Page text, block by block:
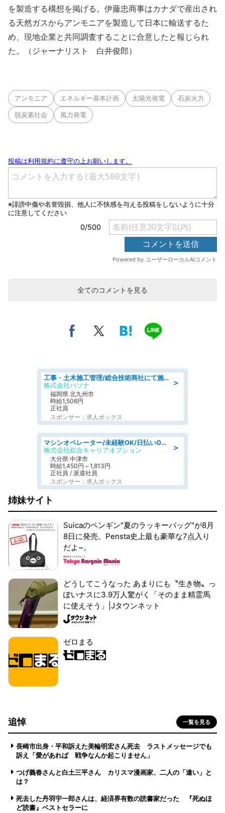
を製造する構想を掲げる。伊藤忠商事はカナダで産出され
る天然ガスからアンモニアを製造して日本に輸送するた
め、現地企業と共同調査することに合意したと報じられ
た。（ジャーナリスト 白井俊郎）
アンモニア エネルギー基本計画 太陽光発電 石炭火力
脱炭素社会 風力発電
全てのコメントを見る
＞
工事・土木施工管理/総合技術商社にて施工管理のお仕事/即日勤務可/車通勤可/工事・土木施工管理/生産・品質管理
株式会社パソナ
福岡県 北九州市
時給1,506円
正社員
スポンサー：求人ボックス
＞
マシンオペレーター/未経験OK/日払いOK/交替制/20・30・40代活躍中/製造 工場
株式会社綜合キャリアオプション
大分県 中津市
時給1,450円～1,813円
正社員 / 派遣社員
スポンサー：求人ボックス
姉妹サイト
Suicaのペンギン"夏のラッキーバッグ"が8月
8日に発売。Pensta史上最も豪華な7点入り
だよ~。
どうしてこうなった あまりにも〝生き物〟っ
ぽいナスに3.9万人驚がく「そのまま精霊馬
に使えそう」|Jタウンネット
ゼロまる
追悼 一覧を見る
長崎市出身・平和訴えた美輪明宏さん死去 ラストメッセージでも
訴え「愛があれば 戦争なんか起こりません」
つげ義春さんと白土三平さん カリスマ漫画家、二人の「違い」と
は？
死去した丹羽宇一郎さんは、経済界有数の読書家だった 『死ぬほ
ど読書』ベストセラーに